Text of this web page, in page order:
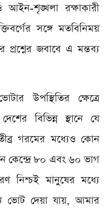
আইন-শৃঙ্খলা রক্ষাকারী
সঙ্গে মতবিনিময়
জবাবে এ মন্তব্য
উপস্থিতির ক্ষেত্রে
বিভিন্ন স্থানে যে
গরমের মধ্যেও কোন
৮০ এবং ৬০ ভাগ
নিশ্চই মানুষের মধ্যে
ভোট দেয়া যায়, আমার